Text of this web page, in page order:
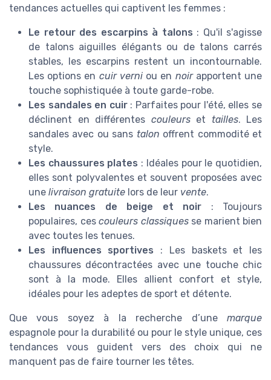
tendances actuelles qui captivent les femmes :
Le retour des escarpins à talons : Qu'il s'agisse
de talons aiguilles élégants ou de talons carrés
stables, les escarpins restent un incontournable.
Les options en cuir verniou en noirapportent une
touche sophistiquée à toute garde-robe.
Les sandales en cuir: Parfaites pour l'été, elles se
déclinent en différentes couleurset tailles. Les
sandales avec ou sans talon offrent commodité et
style.
Les chaussures plates : Idéales pour le quotidien,
elles sont polyvalentes et souvent proposées avec
une livraison gratuite lors de leur vente.
Les nuances de beige et noir : Toujours
populaires, ces couleurs classiquesse marient bien
avec toutes les tenues.
Les influences sportives : Les baskets et les
chaussures décontractées avec une touche chic
sont à la mode. Elles allient confort et style,
idéales pour les adeptes de sport et détente.
Que vous soyez à la recherche d’une marque
espagnole pour la durabilité ou pour le style unique, ces
tendances vous guident vers des choix qui ne
manquent pas de faire tourner les têtes.